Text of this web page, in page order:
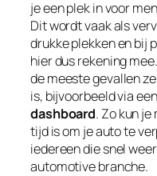
je een plek in voor
Dit wordt vaak als
drukke plekken en bij
hier dus rekening
de meeste gevallen
is, bijvoorbeeld via een
dashboard. Zo kun
tijd is om je auto te
iedereen die snel
automotive branche.